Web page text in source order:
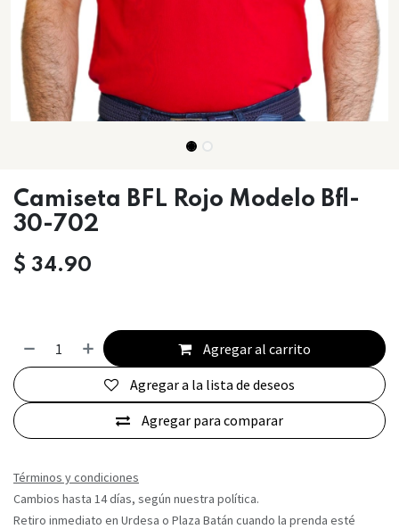
Camiseta BFL Rojo Modelo Bfl-
30-702
$ 34.90
Agregar al carrito
Agregar para comparar
Agregar a la lista de deseos
Términos y condiciones
Cambios hasta 14 días, según nuestra política.
Retiro inmediato en Urdesa o Plaza Batán cuando la prenda esté